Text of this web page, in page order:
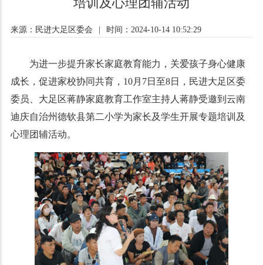
来源：民进大足区委会 时间：2024-10-14 10:52:29
为进一步提升家长家庭教育能力，关爱孩子身心健康
成长，促进家校协同共育，10月7日至8日，民进大足区委
委员、大足区蒋静家庭教育工作室主持人蒋静受邀到云南
迪庆自治州德钦县第二小学为家长及学生开展专题培训及
心理团辅活动。